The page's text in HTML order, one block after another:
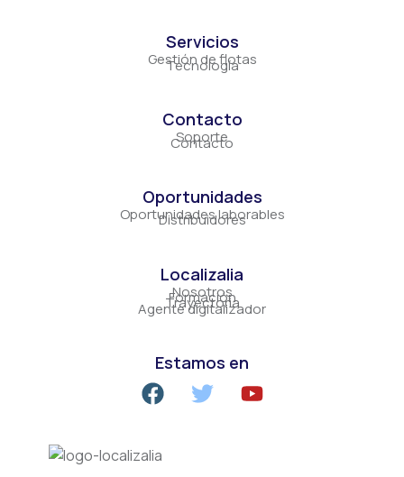
Servicios
Gestión de flotas
Tecnología
Contacto
Soporte
Contacto
Oportunidades
Oportunidades laborables
Distribuidores
Localizalia
Nosotros
Formación
Trayectoria
Agente digitalizador
Estamos en